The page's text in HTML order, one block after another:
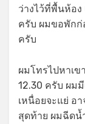
ว่างไว้ที่พื้นห้อง
ครับ ผมขอพักก่
ครับ
ผมโทรไปหาเ
12.30 ครับ ผม
เหนื่อยจะแย่ อ
สุดท้าย ผมฉีดน้